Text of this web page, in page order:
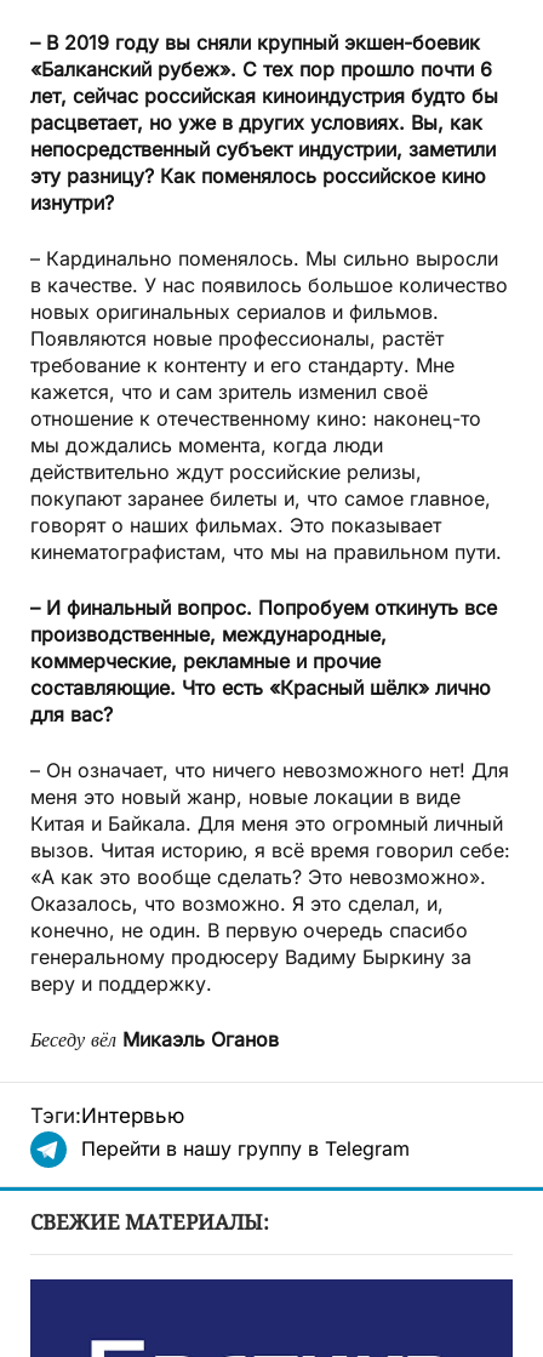
– В 2019 году вы сняли крупный экшен-боевик
«Балканский рубеж». С тех пор прошло почти 6
лет, сейчас российская киноиндустрия будто бы
расцветает, но уже в других условиях. Вы, как
непосредственный субъект индустрии, заметили
эту разницу? Как поменялось российское кино
изнутри?
– Кардинально поменялось. Мы сильно выросли
в качестве. У нас появилось большое количество
новых оригинальных сериалов и фильмов.
Появляются новые профессионалы, растёт
требование к контенту и его стандарту. Мне
кажется, что и сам зритель изменил своё
отношение к отечественному кино: наконец-то
мы дождались момента, когда люди
действительно ждут российские релизы,
покупают заранее билеты и, что самое главное,
говорят о наших фильмах. Это показывает
кинематографистам, что мы на правильном пути.
– И финальный вопрос. Попробуем откинуть все
производственные, международные,
коммерческие, рекламные и прочие
составляющие. Что есть «Красный шёлк» лично
для вас?
– Он означает, что ничего невозможного нет! Для
меня это новый жанр, новые локации в виде
Китая и Байкала. Для меня это огромный личный
вызов. Читая историю, я всё время говорил себе:
«А как это вообще сделать? Это невозможно».
Оказалось, что возможно. Я это сделал, и,
конечно, не один. В первую очередь спасибо
генеральному продюсеру Вадиму Быркину за
веру и поддержку.
Беседу вёл Микаэль Оганов
Тэги:Интервью
Перейти в нашу группу в Telegram
СВЕЖИЕ МАТЕРИАЛЫ: